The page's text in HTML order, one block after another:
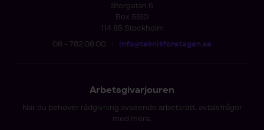
Storgatan 5
Box 5510
114 85 Stockholm
08 - 782 08 00 • info@teknikforetagen.se
Arbetsgivarjouren
När du behöver rådgivning avseende arbetsrätt, avtalsfrågor
med mera.